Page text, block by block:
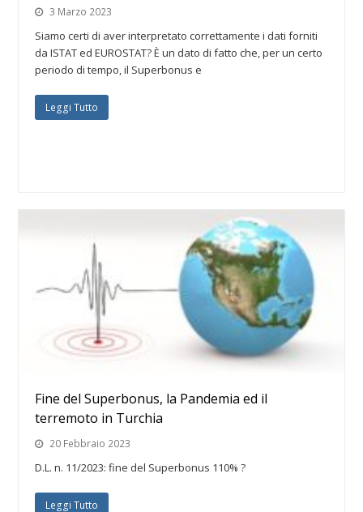
3 Marzo 2023
Siamo certi di aver interpretato correttamente i dati forniti
da ISTAT ed EUROSTAT? È un dato di fatto che, per un certo
periodo di tempo, il Superbonus e
Leggi Tutto
Fine del Superbonus, la Pandemia ed il
terremoto in Turchia
20 Febbraio 2023
D.L. n. 11/2023: fine del Superbonus 110% ?
Leggi Tutto